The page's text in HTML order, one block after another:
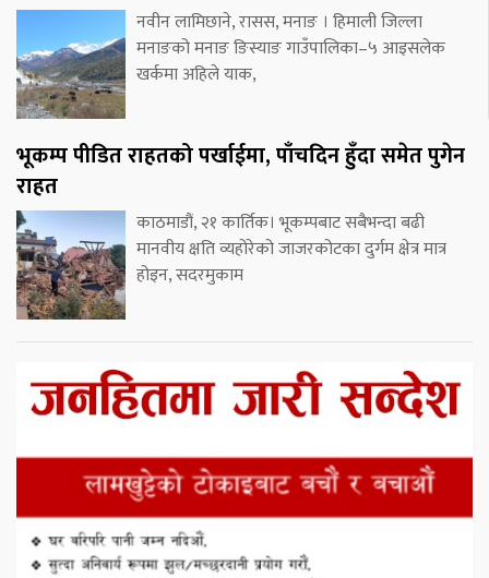
नवीन लामिछाने, रासस, मनाङ । हिमाली जिल्ला
मनाङको मनाङ ङिस्याङ गाउँपालिका–५ आइसलेक
खर्कमा अहिले याक,
भूकम्प पीडित राहतको पर्खाईमा, पाँचदिन हुँदा समेत पुगेन
राहत
काठमाडौं, २१ कार्तिक। भूकम्पबाट सबैभन्दा बढी
मानवीय क्षति व्यहोरेको जाजरकोटका दुर्गम क्षेत्र मात्र
होइन, सदरमुकाम